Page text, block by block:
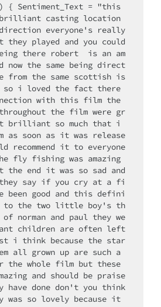
{ Sentiment_Text = "this
casting location
everyone's really
played and you could
there robert  is an am
now the same being direct
from the same scottish is
so i loved the fact there
with this film the
the film were gr
brilliant so much that i
as soon as it was release
recommend it to everyone
fly fishing was amazing
end it was so sad and
they say if you cry at a fi
been good and this defini
to the two little boy's th
norman and paul they we
children are often left
i think because the star
all grown up are such a
whole film but these
and should be praise
have done don't you think
was so lovely because it